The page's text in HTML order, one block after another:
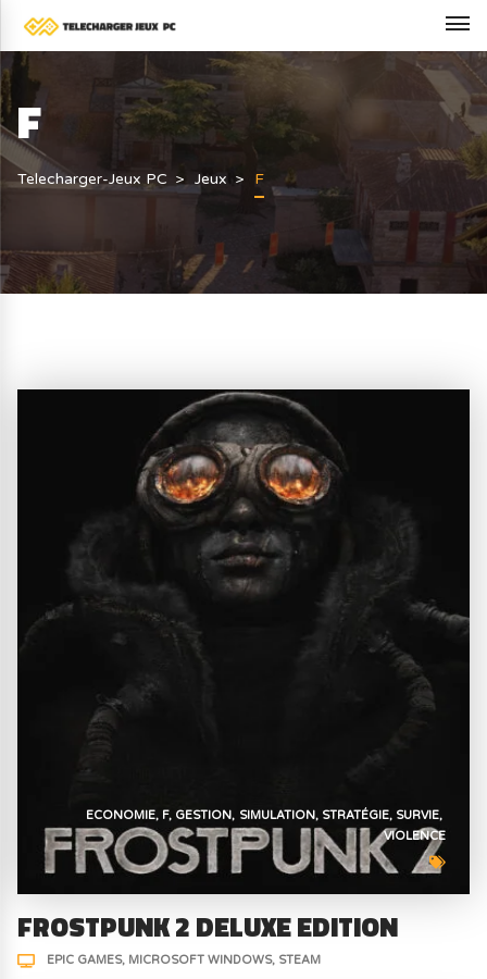
F
Telecharger-Jeux PC Jeux F
ECONOMIE F GESTION SIMULATION STRATÉGIE SURVIE
VIOLENCE
FROSTPUNK 2 DELUXE EDITION
EPIC GAMES MICROSOFT WINDOWS STEAM